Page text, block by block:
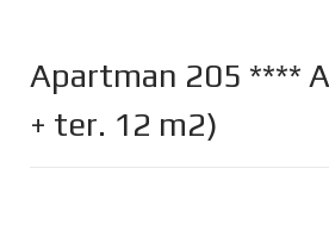
Apartman 205 ****
+ ter. 12 m2)